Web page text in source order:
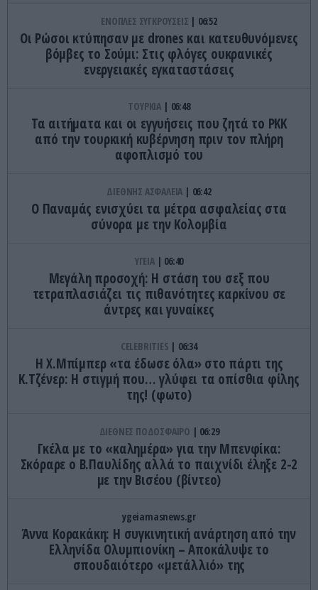
ΕΝΟΠΛΕΣ ΣΥΓΚΡΟΥΣΕΙΣ 06:52
Οι Ρώσοι κτύπησαν με drones και κατευθυνόμενες
βόμβες το Σούμι: Στις φλόγες ουκρανικές
ενεργειακές εγκαταστάσεις
ΤΟΥΡΚΙΑ 06:48
Τα αιτήματα και οι εγγυήσεις που ζητά το PKK
από την τουρκική κυβέρνηση πριν τον πλήρη
αφοπλισμό του
ΔΙΕΘΝΗΣ ΑΣΦΑΛΕΙΑ 06:42
Ο Παναμάς ενισχύει τα μέτρα ασφαλείας στα
σύνορα με την Κολομβία
ΥΓΕΙΑ 06:40
Μεγάλη προσοχή: Η στάση του σεξ που
τετραπλασιάζει τις πιθανότητες καρκίνου σε
άντρες και γυναίκες
CELEBRITIES 06:34
Η Χ.Μπίμπερ «τα έδωσε όλα» στο πάρτι της
Κ.Τζένερ: Η στιγμή που… γλύφει τα οπίσθια φίλης
της! (φωτο)
ΔΙΕΘΝΕΣ ΠΟΔΟΣΦΑΙΡΟ 06:29
Γκέλα με το «καλημέρα» για την Μπενφίκα:
Σκόραρε ο Β.Παυλίδης αλλά το παιχνίδι έληξε 2-2
με την Βισέου (βίντεο)
ygeiamasnews.gr
Άννα Κορακάκη: Η συγκινητική ανάρτηση από την
Ελληνίδα Ολυμπιονίκη – Αποκάλυψε το
σπουδαιότερο «μετάλλιό» της